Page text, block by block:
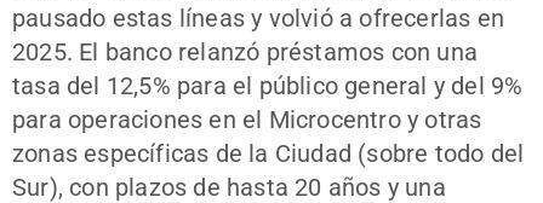
pausado estas líneas y volvió a ofrecerlas en
2025. El banco relanzó préstamos con una
tasa del 12,5% para el público general y del 9%
para operaciones en el Microcentro y otras
zonas específicas de la Ciudad (sobre todo del
Sur), con plazos de hasta 20 años y una